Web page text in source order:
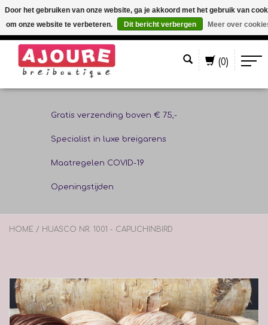
(0)
Gratis verzending boven € 75,-
Specialist in luxe breigarens
Maatregelen COVID-19
Openingstijden
HOME / HUASCO NR. 1001 - CAPUCHINBIRD
Door het gebruiken van onze website, ga je akkoord met het gebruik van
om onze website te verbeteren.
Dit bericht verbergen Meer over